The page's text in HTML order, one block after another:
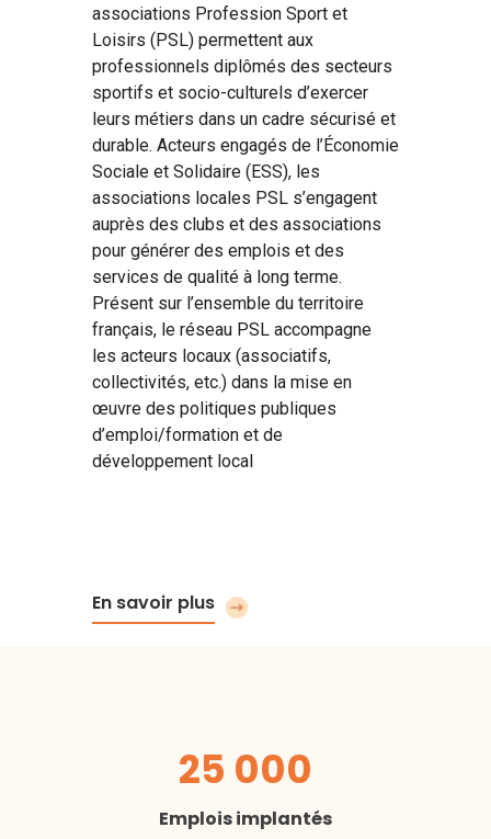
associations Profession Sport et
Loisirs (PSL) permettent aux
professionnels diplômés des secteurs
sportifs et socio-culturels d’exercer
leurs métiers dans un cadre sécurisé et
durable. Acteurs engagés de l’Économie
Sociale et Solidaire (ESS), les
associations locales PSL s’engagent
auprès des clubs et des associations
pour générer des emplois et des
services de qualité à long terme.
Présent sur l’ensemble du territoire
français, le réseau PSL accompagne
les acteurs locaux (associatifs,
collectivités, etc.) dans la mise en
œuvre des politiques publiques
d’emploi/formation et de
développement local
En savoir plus
25 000
Emplois implantés